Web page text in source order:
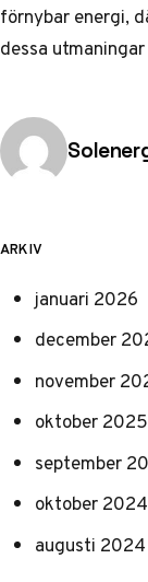
förnybar energi,
dessa
ARKIV
januari 2026
december
november
oktober 2025
september
oktober 2024
augusti 2024